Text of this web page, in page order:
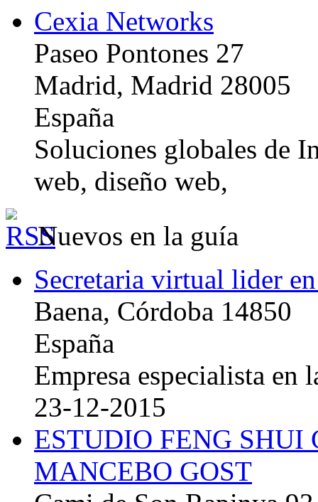
Cexia Networks
Paseo Pontones 27
Madrid, Madrid 28005
España
Soluciones globales de
web, diseño web,
Nuevos en la guía
Secretaria virtual lider
Baena, Córdoba 14850
España
Empresa especialista en
23-12-2015
ESTUDIO FENG
MANCEBO GOST